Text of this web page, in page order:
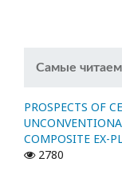
Самые
PROSPECTS OF
COMPOSITE EX-
2780